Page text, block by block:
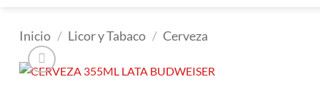
Inicio / Licor y Tabaco / Cerveza